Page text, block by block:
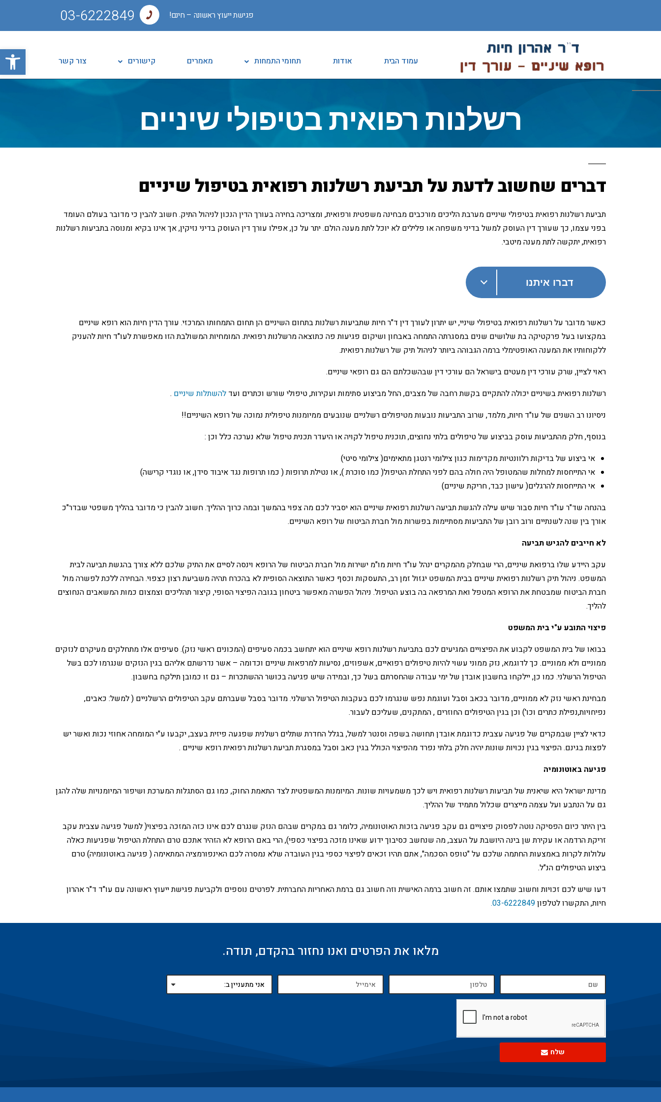
פתח
פגישת ייעוץ ראשונה – חינם! 03-6222849
עמוד הבית אודות תחומי התמחות מאמרים קישורים צור קשר
רשלנות רפואית בטיפולי שיניים
דברים שחשוב לדעת על תביעת רשלנות רפואית בטיפול שיניים
תביעת רשלנות רפואית בטיפולי שיניים מערבת הליכים מורכבים מבחינה משפטית ורפואית, ומצריכה בחירה בעורך הדין הנכון לניהול התיק. חשוב להבין כי מדובר בעולם העומד
בפני עצמו, כך שעורך דין העוסק למשל בדיני משפחה או פלילים לא יוכל לתת מענה הולם. יתר על כן, אפילו עורך דין העוסק בדיני נזיקין, אך אינו בקיא ומנוסה בתביעות רשלנות
רפואית, יתקשה לתת מענה מיטבי.
דברו איתנו
כאשר מדובר על רשלנות רפואית בטיפולי שיניי, יש יתרון לעורך דין ד"ר חיות שתביעות רשלנות בתחום השיניים הן תחום התמחותו המרכזי. עורך הדין חיות הוא רופא שיניים
במקצועו בעל פרקטיקה בת שלושים שנים במסגרתה התמחה באבחון ושיקום פגיעות פה כתוצאה מרשלנות רפואית. המומחיות המשולבת הזו מאפשרת לעו"ד חיות להעניק
ללקוחותיו את המענה האופטימלי ברמה הגבוהה ביותר לניהול תיק של רשלנות רפואית.
ראוי לציין, שרק עורכי דין מעטים בישראל הם עורכי דין שבהשכלתם הם גם רופאי שיניים.
רשלנות רפואית בשיניים יכולה להתקיים בקשת רחבה של מצבים, החל מביצוע סתימות ועקירות, טיפולי שורש וכתרים ועד להשתלות שיניים .
ניסיונו רב השנים של עו"ד חיות, מלמד, שרוב התביעות נובעות מטיפולים רשלניים שנובעים ממיומנות טיפולית נמוכה של רופא השיניים!!
בנוסף, חלק מהתביעות עוסק בביצוע של טיפולים בלתי נחוצים, תוכנית טיפול לקויה או היעדר תכנית טיפול שלא נערכה כלל וכן :
אי ביצוע של בדיקות רלוונטיות מקדימות כגון צילומי רנטגן מתאימים( צילומי סיטי)
אי התייחסות למחלות שהמטופל היה חולה בהם לפני התחלת הטיפול( כמו סוכרת ), או נטילת תרופות ( כמו תרופות נגד איבוד סידן, או נוגדי קרישה)
אי התייחסות להרגלים( עישון כבד, חריקת שיניים)
בהנחה שד"ר עו"ד חיות סבור שיש עילה להגשת תביעה רשלנות רפואית שיניים הוא יסביר לכם מה צפוי בהמשך ובמה כרוך ההליך. חשוב להבין כי מדובר בהליך משפטי שבדר"כ
אורך בין שנה לשנתיים ורוב רובן של התביעות מסתיימות בפשרות מול חברת הביטוח של רופא השיניים.
לא חייבים להגיש תביעה
עקב היידע שלו ברפואת שיניים, הרי שבחלק מהמקרים ינהל עו"ד חיות מו"מ ישירות מול חברת הביטוח של הרופא וינסה לסיים את התיק שלכם ללא צורך בהגשת תביעה לבית
המשפט. ניהול תיק רשלנות רפואית שיניים בבית המשפט יגזול זמן רב, התעסקות וכסף כאשר התוצאה הסופית לא בהכרח תהיה משביעת רצון כצפוי. הבחירה ללכת לפשרה מול
חברת הביטוח שמבטחת את הרופא המטפל ואת המרפאה בה בוצע הטיפול. ניהול הפשרה מאפשר ביטחון בגובה הפיצוי הסופי, קיצור תהליכים וצמצום כמות המשאבים הנחוצים
להליך.
פיצוי התובע ע"י בית המשפט
בבואו של בית המשפט לקבוע את הפיצויים המגיעים לכם בתביעת רשלנות רופא שיניים הוא יתחשב בכמה סעיפים (המכונים ראשי נזק). סעיפים אלו מתחלקים מעיקרם לנזקים
ממוניים ולא ממוניים. כך לדוגמא, נזק ממוני עשוי להיות טיפולים רפואיים, אשפוזים, נסיעות למרפאות שיניים וכדומה – אשר נדרשתם אליהם בגין הנזקים שנגרמו לכם בשל
הטיפול הרשלני. כמו כן, יילקחו בחשבון אובדן של ימי עבודה שהחסרתם בשל כך, ובמידה שיש פגיעה בכושר ההשתכרות – גם זו כמובן תילקח בחשבון.
מבחינת ראשי נזק לא ממוניים, מדובר בכאב וסבל ועוגמת נפש שנגרמו לכם בעקבות הטיפול הרשלני. מדובר בסבל שעברתם עקב הטיפולים הרשלניים ( למשל: כאבים,
נפיחויות,נפילת כתרים וכו') וכן בגין הטיפולים החוזרים , המתקנים, שעליכם לעבור.
כדאי לציין שבמקרים של פגיעה עצבית כדוגמת אובדן תחושה בשפה וסנטר למשל, בגלל החדרת שתלים רשלנית שפגעה פיזית בעצב, יקבעו ע"י המומחה אחוזי נכות ואשר יש
לפצות בגינם. הפיצוי בגין נכויות שונות יהיה חלק בלתי נפרד מהפיצוי הכולל בגין כאב וסבל במסגרת תביעת רשלנות רפואית רופא שיניים .
פגיעה באוטונומיה
מדינת ישראל היא שיאנית של תביעות רשלנות רפואית ויש לכך משמעויות שונות. המיומנות המשפטית לצד התאמת החוק, כמו גם הסתגלות המערכת ושיפור המיומנויות שלה להגן
גם על הנתבע ועל עצמה מייצרים שכלול מתמיד של ההליך.
בין היתר כיום הפסיקה נוטה לפסוק פיצויים גם עקב פגיעה בזכות האוטונומיה, כלומר גם במקרים שבהם הנזק שנגרם לכם אינו כזה המזכה בפיצוי( למשל פגיעה עצבית עקב
זריקת הרדמה או עקירת שן בינה היושבת על העצב, מה שנחשב כסיבוך ידוע שאינו מזכה בפיצוי כספי), הרי באם הרופא לא הזהיר אתכם טרם התחלת הטיפול שפגיעות כאלה
עלולות לקרות באמצעות החתמה שלכם על "טופס הסכמה", אתם תהיו זכאים לפיצוי כספי בגין העובדה שלא נמסרה לכם האינפורמציה המתאימה ( פגיעה באוטונומיה) טרם
ביצוע הטיפולים הנ"ל.
דעו שיש לכם זכויות וחשוב שתמצו אותם. זה חשוב ברמה האישית וזה חשוב גם ברמת האחריות החברתית. לפרטים נוספים ולקביעת פגישת ייעוץ ראשונה עם עו"ד ד"ר אהרון
חיות, התקשרו לטלפון03-6222849.
מלאו את הפרטים ואנו נחזור בהקדם, תודה.
שלח